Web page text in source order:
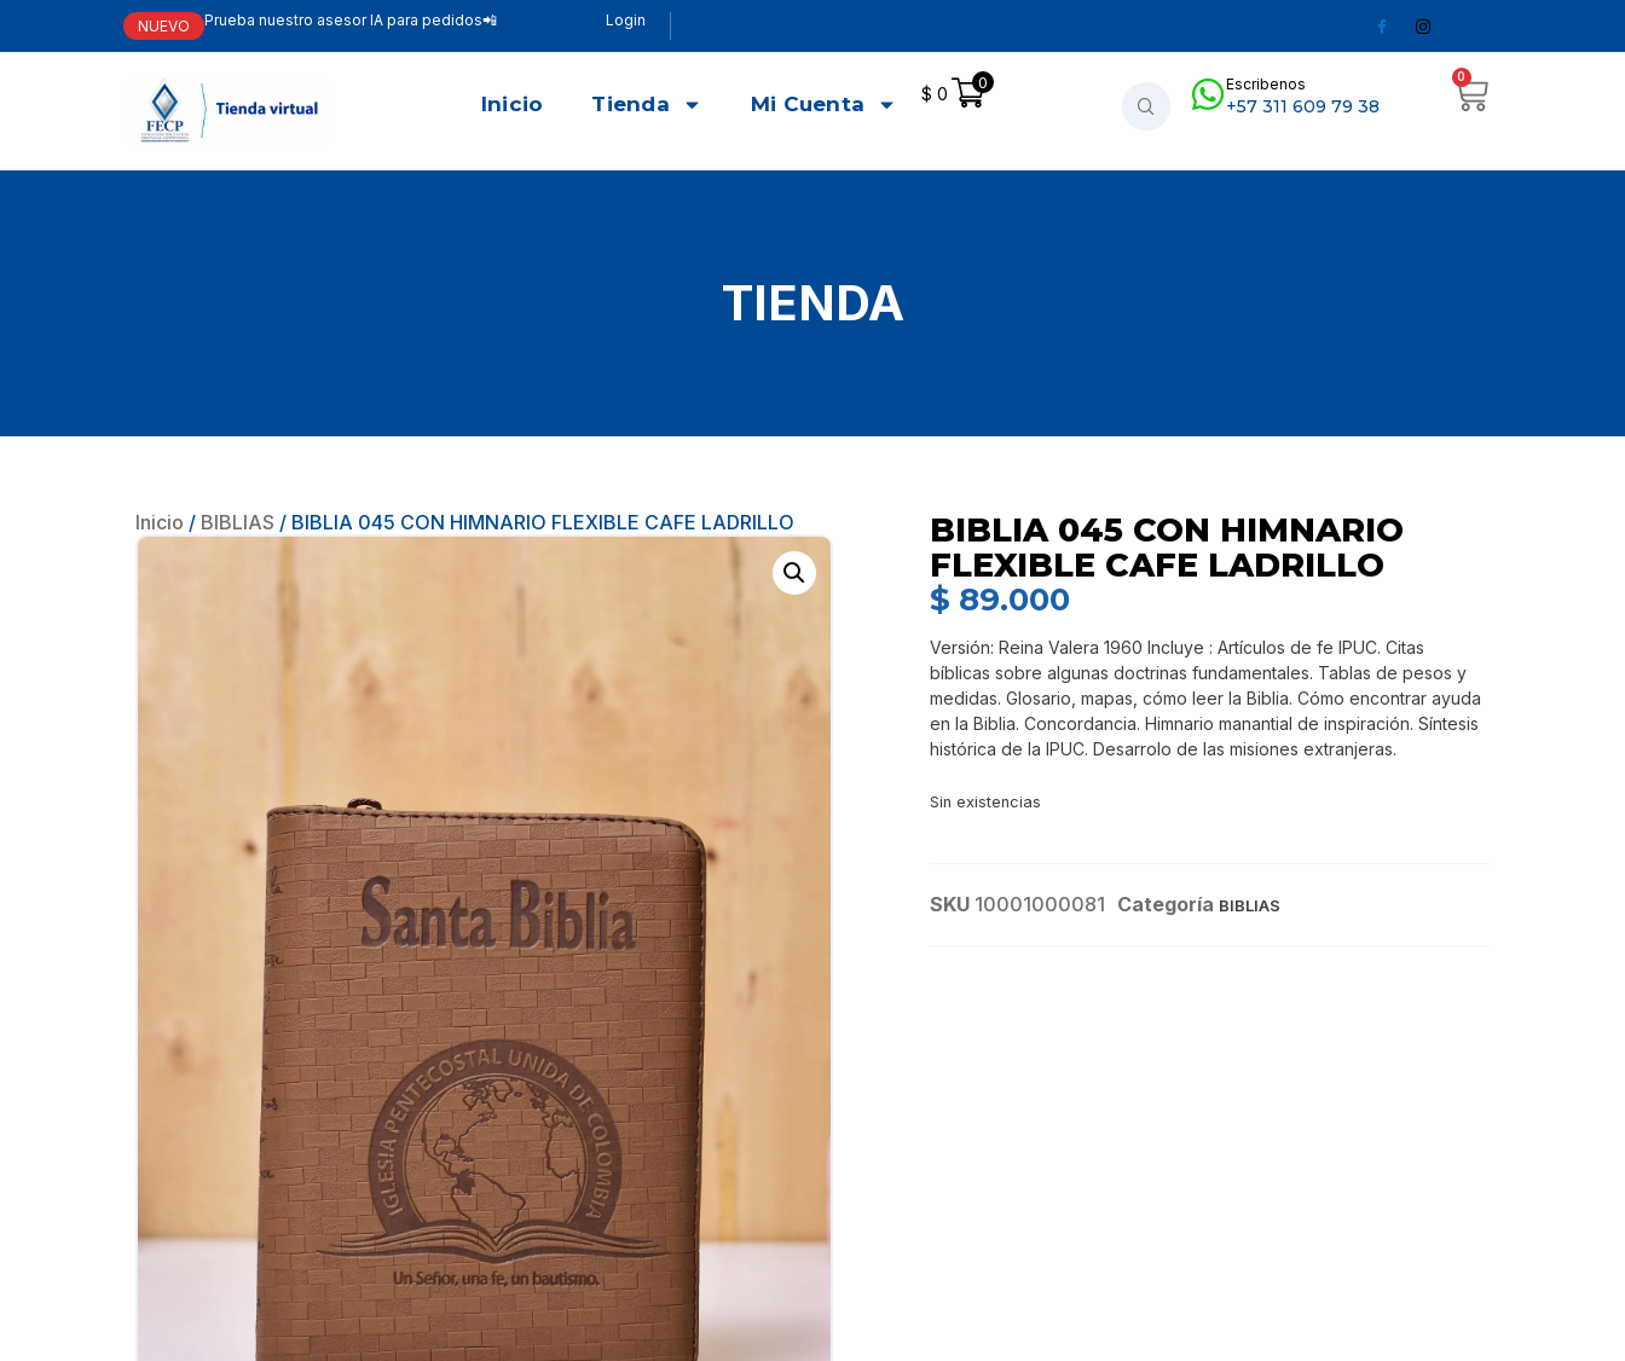
NUEVO Prueba nuestro asesor IA para pedidos📲 Login
Inicio Tienda Mi Cuenta $ 0
0 Escribenos
+57 311 609 79 38
0
TIENDA
Inicio / BIBLIAS / BIBLIA 045 CON HIMNARIO FLEXIBLE CAFE LADRILLO
BIBLIA 045 CON HIMNARIO
FLEXIBLE CAFE LADRILLO
$ 89.000
Versión: Reina Valera 1960 Incluye : Artículos de fe IPUC. Citas
bíblicas sobre algunas doctrinas fundamentales. Tablas de pesos y
medidas. Glosario, mapas, cómo leer la Biblia. Cómo encontrar ayuda
en la Biblia. Concordancia. Himnario manantial de inspiración. Síntesis
histórica de la IPUC. Desarrolo de las misiones extranjeras.
Sin existencias
SKU 10001000081 Categoría BIBLIAS